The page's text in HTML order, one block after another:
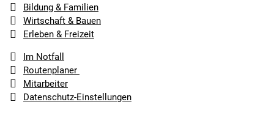
Bildung & Familien
Wirtschaft & Bauen
Erleben & Freizeit
Im Notfall
Routenplaner
Mitarbeiter
Datenschutz-Einstellungen